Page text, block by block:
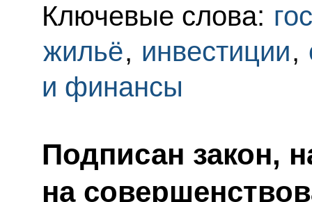
Ключевые слова:
жильё, инвестиции,
и финансы
Подписан закон,
на